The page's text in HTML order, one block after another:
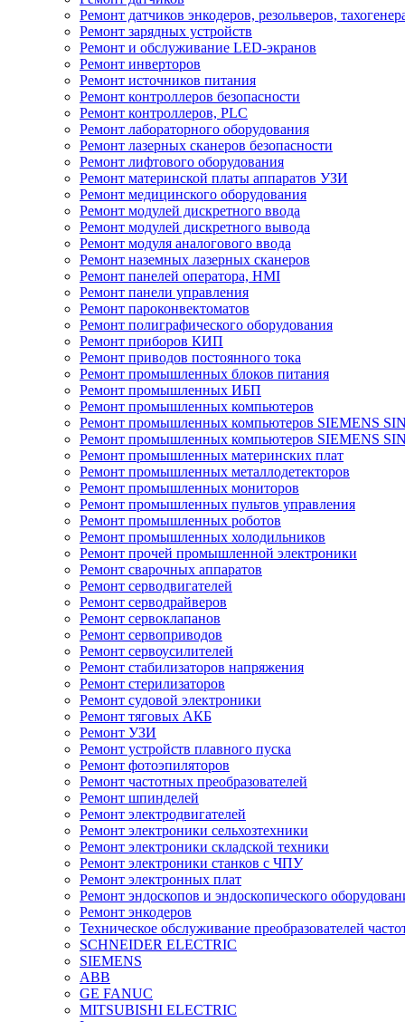
Ремонт датчиков энкодеров, резольверов,
Ремонт зарядных устройств
Ремонт и обслуживание LED-экранов
Ремонт инверторов
Ремонт источников питания
Ремонт контроллеров безопасности
Ремонт контроллеров, PLC
Ремонт лабораторного оборудования
Ремонт лазерных сканеров безопасности
Ремонт лифтового оборудования
Ремонт материнской платы аппаратов УЗИ
Ремонт медицинского оборудования
Ремонт модулей дискретного ввода
Ремонт модулей дискретного вывода
Ремонт модуля аналогового ввода
Ремонт наземных лазерных сканеров
Ремонт панелей оператора, HMI
Ремонт панели управления
Ремонт пароконвектоматов
Ремонт полиграфического оборудования
Ремонт приборов КИП
Ремонт приводов постоянного тока
Ремонт промышленных блоков питания
Ремонт промышленных ИБП
Ремонт промышленных компьютеров
Ремонт промышленных компьютеров SIEMENS
Ремонт промышленных компьютеров SIEMENS
Ремонт промышленных материнских плат
Ремонт промышленных металлодетекторов
Ремонт промышленных мониторов
Ремонт промышленных пультов управления
Ремонт промышленных роботов
Ремонт промышленных холодильников
Ремонт прочей промышленной электроники
Ремонт сварочных аппаратов
Ремонт серводвигателей
Ремонт серводрайверов
Ремонт сервоклапанов
Ремонт сервоприводов
Ремонт сервоусилителей
Ремонт стабилизаторов напряжения
Ремонт стерилизаторов
Ремонт судовой электроники
Ремонт тяговых АКБ
Ремонт УЗИ
Ремонт устройств плавного пуска
Ремонт фотоэпиляторов
Ремонт частотных преобразователей
Ремонт шпинделей
Ремонт электродвигателей
Ремонт электроники сельхозтехники
Ремонт электроники складской техники
Ремонт электроники станков с ЧПУ
Ремонт электронных плат
Ремонт эндоскопов и эндоскопического
Ремонт энкодеров
Техническое обслуживание преобразователей
SCHNEIDER ELECTRIC
SIEMENS
ABB
GE FANUC
MITSUBISHI ELECTRIC